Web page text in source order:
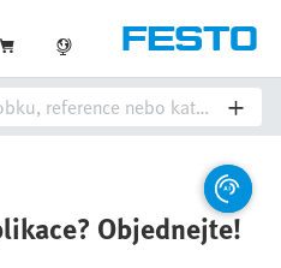
Objednejte!